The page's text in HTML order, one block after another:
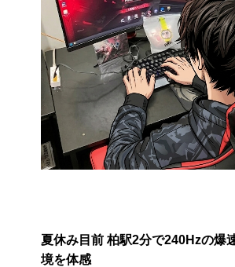
夏休み目前 柏駅2分で240Hzの爆
境を体感